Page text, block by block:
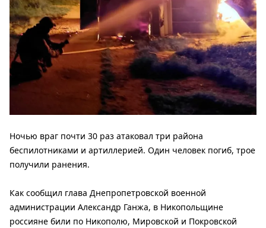
Ночью враг почти 30 раз атаковал три района
беспилотниками и артиллерией. Один человек погиб, трое
получили ранения.
Как сообщил глава Днепропетровской военной
администрации Александр Ганжа, в Никопольщине
россияне били по Никополю, Мировской и Покровской